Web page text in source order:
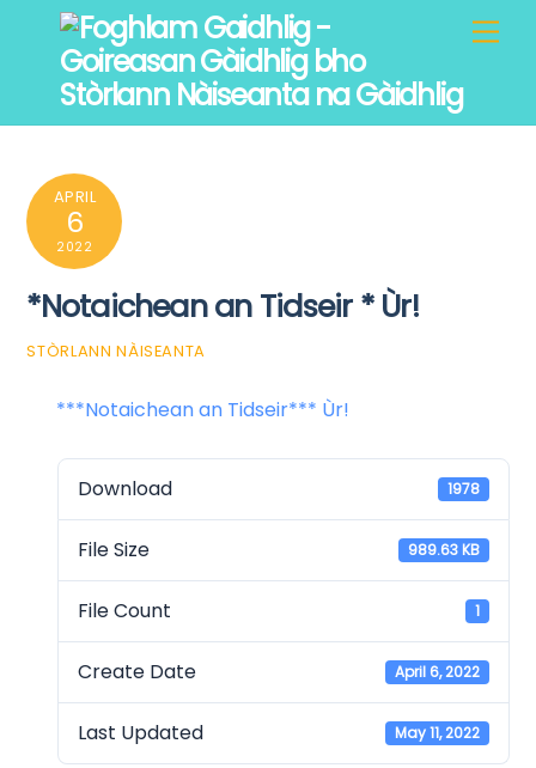
content
APRIL
6
2022
*Notaichean an Tidseir * Ùr!
STÒRLANN NÀISEANTA
***Notaichean an Tidseir*** Ùr!
Download 1978
File Size 989.63 KB
File Count 1
Create Date April 6, 2022
Last Updated May 11, 2022